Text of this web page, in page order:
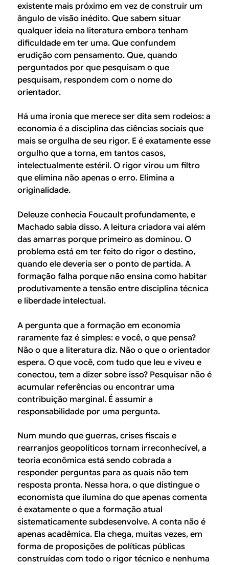
existente mais próximo em vez de construir um
ângulo de visão inédito. Que sabem situar
qualquer ideia na literatura embora tenham
dificuldade em ter uma. Que confundem
erudição com pensamento. Que, quando
perguntados por que pesquisam o que
pesquisam, respondem com o nome do
orientador.
Há uma ironia que merece ser dita sem rodeios: a
economia é a disciplina das ciências sociais que
mais se orgulha de seu rigor. E é exatamente esse
orgulho que a torna, em tantos casos,
intelectualmente estéril. O rigor virou um filtro
que elimina não apenas o erro. Elimina a
originalidade.
Deleuze conhecia Foucault profundamente, e
Machado sabia disso. A leitura criadora vai além
das amarras porque primeiro as dominou. O
problema está em ter feito do rigor o destino,
quando ele deveria ser o ponto de partida. A
formação falha porque não ensina como habitar
produtivamente a tensão entre disciplina técnica
e liberdade intelectual.
A pergunta que a formação em economia
raramente faz é simples: e você, o que pensa?
Não o que a literatura diz. Não o que o orientador
espera. O que você, com tudo que leu e viveu e
conectou, tem a dizer sobre isso? Pesquisar não é
acumular referências ou encontrar uma
contribuição marginal. É assumir a
responsabilidade por uma pergunta.
Num mundo que guerras, crises fiscais e
rearranjos geopolíticos tornam irreconhecível, a
teoria econômica está sendo cobrada a
responder perguntas para as quais não tem
resposta pronta. Nessa hora, o que distingue o
economista que ilumina do que apenas comenta
é exatamente o que a formação atual
sistematicamente subdesenvolve. A conta não é
apenas acadêmica. Ela chega, muitas vezes, em
forma de proposições de políticas públicas
construídas com todo o rigor técnico e nenhuma